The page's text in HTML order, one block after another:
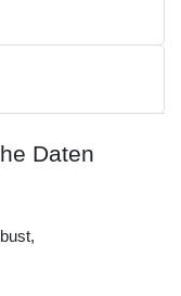
Daten